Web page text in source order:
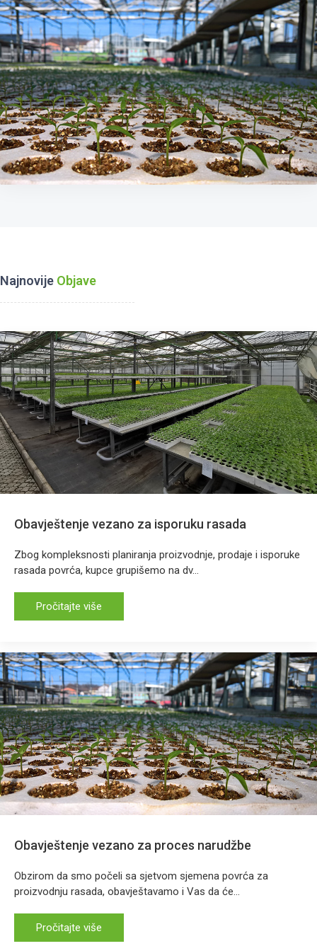
Najnovije Objave
Obavještenje vezano za isporuku rasada
Zbog kompleksnosti planiranja proizvodnje, prodaje i isporuke
rasada povrća, kupce grupišemo na dv...
Pročitajte više
Obavještenje vezano za proces narudžbe
Obzirom da smo počeli sa sjetvom sjemena povrća za
proizvodnju rasada, obavještavamo i Vas da će...
Pročitajte više